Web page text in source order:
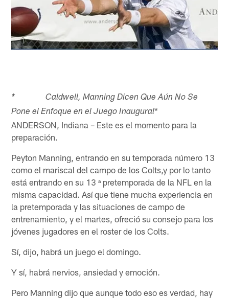
* Caldwell, Manning Dicen Que Aún No Se
Pone el Enfoque en el Juego Inaugural*
ANDERSON, Indiana – Este es el momento para la
preparación.
Peyton Manning, entrando en su temporada número 13
como el mariscal del campo de los Colts,y por lo tanto
está entrando en su 13 ª pretemporada de la NFL en la
misma capacidad. Así que tiene mucha experiencia en
la pretemporada y las situaciones de campo de
entrenamiento, y el martes, ofreció su consejo para los
jóvenes jugadores en el roster de los Colts.
Sí, dijo, habrá un juego el domingo.
Y sí, habrá nervios, ansiedad y emoción.
Pero Manning dijo que aunque todo eso es verdad, hay